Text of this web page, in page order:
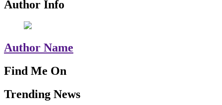
Author Info
Author Name
Find Me On
Trending News